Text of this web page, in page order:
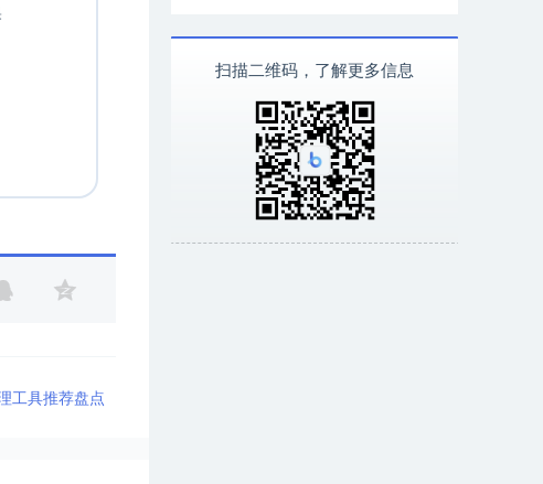
工具推荐盘点
扫描二维码，了解更多信息